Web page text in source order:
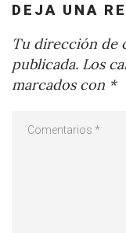
DEJA UNA
Tu dirección de
publicada. Los
marcados con *